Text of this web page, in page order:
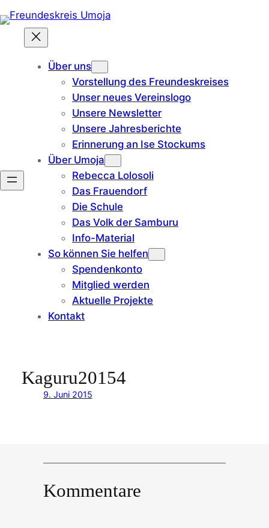
Inhalt
springen
Über uns
Vorstellung des Freundeskreises
Unser neues Vereinslogo
Unsere Newsletter
Unsere Jahresberichte
Erinnerung an Ise Stockums
Über Umoja
Rebecca Lolosoli
Das Frauendorf
Die Schule
Das Volk der Samburu
Info-Material
So können Sie helfen
Spendenkonto
Mitglied werden
Aktuelle Projekte
Kontakt
Kaguru20154
9. Juni 2015
Kommentare